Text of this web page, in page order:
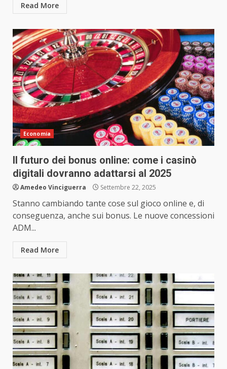
Read More
Economia
Il futuro dei bonus online: come i casinò
digitali dovranno adattarsi al 2025
Amedeo Vinciguerra Settembre 22, 2025
Stanno cambiando tante cose sul gioco online e, di
conseguenza, anche sui bonus. Le nuove concessioni
ADM...
Read More